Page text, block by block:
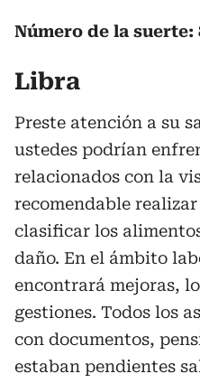
Número de la suerte:
Libra
Preste atención a su
ustedes podrían
relacionados con la
recomendable
clasificar los
daño. En el ámbito
encontrará mejoras,
gestiones. Todos los
con documentos,
estaban pendientes